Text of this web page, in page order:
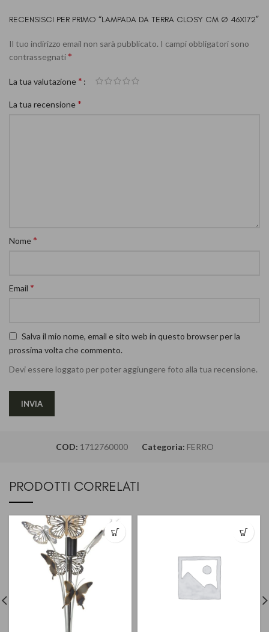
RECENSISCI PER PRIMO “LAMPADA DA TERRA CLOSY CM Ø 46X172”
Il tuo indirizzo email non sarà pubblicato. I campi obbligatori sono
contrassegnati*
La tua valutazione*
La tua recensione*
Nome*
Email *
Salva il mio nome, email e sito web in questo browser per la
prossima volta che commento.
Devi essere loggato per poter aggiungere foto alla tua recensione.
COD: 1712760000 Categoria: FERRO
PRODOTTI CORRELATI